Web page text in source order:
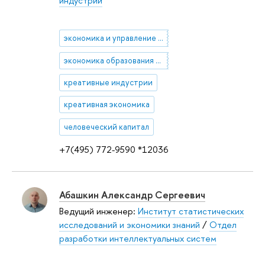
+7(495) 772-9590 *12036
экономика и управление социальной сферой
экономика образования и культуры, творческие индустрии, частно-государственное партнерство
креативные индустрии
креативная экономика
человеческий капитал
Абашкин Александр Сергеевич
Ведущий инженер: Институт статистических
исследований и экономики знаний /Отдел
разработки интеллектуальных систем